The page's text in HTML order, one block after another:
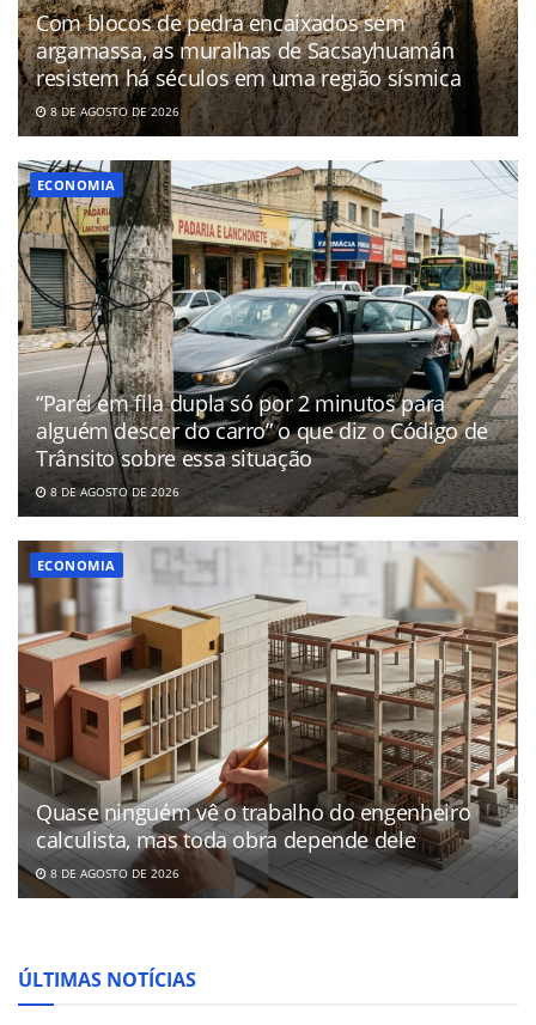
Com blocos de pedra encaixados sem
argamassa, as muralhas de Sacsayhuamán
resistem há séculos em uma região sísmica
8 DE AGOSTO DE 2026
ECONOMIA
“Parei em fila dupla só por 2 minutos para
alguém descer do carro” o que diz o Código de
Trânsito sobre essa situação
8 DE AGOSTO DE 2026
ECONOMIA
Quase ninguém vê o trabalho do engenheiro
calculista, mas toda obra depende dele
8 DE AGOSTO DE 2026
ÚLTIMAS NOTÍCIAS